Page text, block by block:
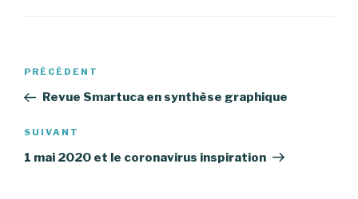
Navigation
l’article
Article
précédent
PRÉCÉDENT
Revue Smartuca en synthèse graphique
Article
suivant
SUIVANT
1 mai 2020 et le coronavirus inspiration